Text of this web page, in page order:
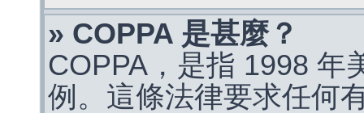
» COPPA 是甚麼？
COPPA，是指 1998 年
例。這條法律要求任何